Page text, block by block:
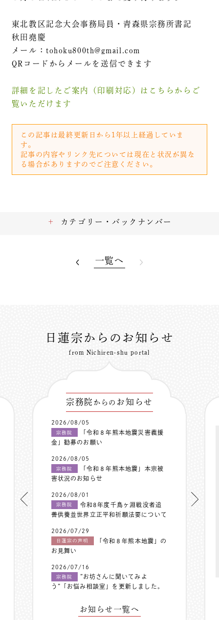
東北教区記念大会事務局員・青森県宗務所書記
秋田堯慶
メール：tohoku800th@gmail.com
QRコードからメールを送信できます
詳細を記したご案内（印刷対応）はこちらからご
覧いただけます
この記事は最終更新日から1年以上経過していま
す。
記事の内容やリンク先については現在と状況が異な
る場合がありますのでご注意ください。
カテゴリー・バックナンバー
一覧へ
日蓮宗からのお知らせ
from Nichiren-shu portal
宗務院 からの お知らせ
2026/08/05
宗務院
「令和８年熊本地震災害義援
金」勧募のお願い
2026/08/05
宗務院
「令和８年熊本地震」本宗被
害状況のお知らせ
2026/08/01
宗務院
令和8年度千鳥ヶ淵戦没者追
善供養並世界立正平和祈願法要について
2026/07/29
日蓮宗の声明
「令和８年熊本地震」の
お見舞い
2026/07/16
宗務院
”お坊さんに聞いてみよ
う”「お悩み相談室」を更新しました。
お知らせ一覧へ